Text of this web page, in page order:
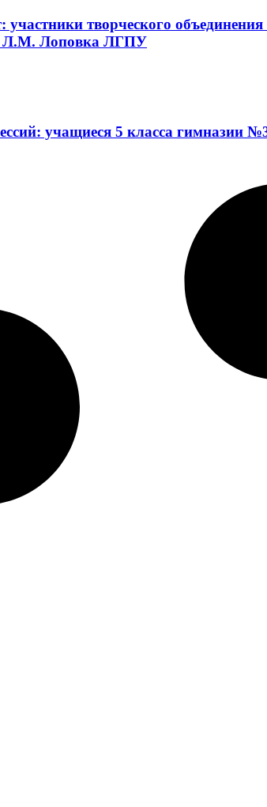
творческого
Л.М. Лоповка ЛГПУ
учащиеся 5 класса гимназии